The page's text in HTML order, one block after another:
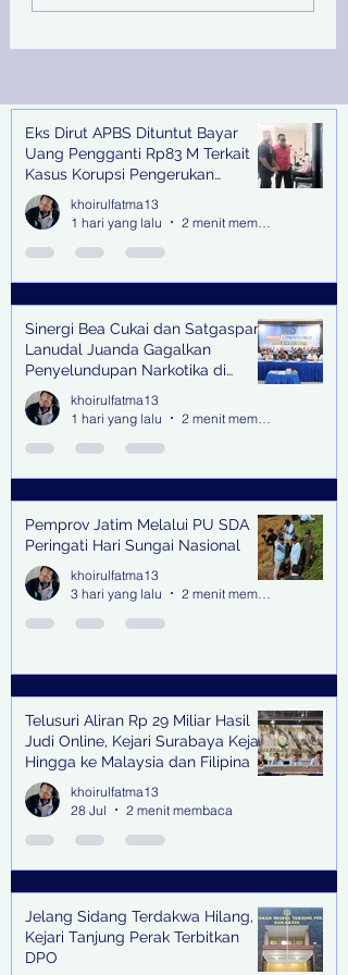
Juanda Gagalkan
Recent Posts
Eks Dirut APBS Dituntut Bayar
Uang Pengganti Rp83 M Terkait
Kasus Korupsi Pengerukan
Tanjung Perak
khoirulfatma13
1 hari yang lalu
Sinergi Bea Cukai dan Satgaspam
Lanudal Juanda Gagalkan
Penyelundupan Narkotika di
Bandara Juanda
khoirulfatma13
1 hari yang lalu
Pemprov Jatim Melalui PU SDA
Peringati Hari Sungai Nasional
khoirulfatma13
3 hari yang lalu
Telusuri Aliran Rp 29 Miliar Hasil
Judi Online, Kejari Surabaya Kejar
Hingga ke Malaysia dan Filipina
khoirulfatma13
28 Jul
2 menit membaca
Jelang Sidang Terdakwa Hilang,
Kejari Tanjung Perak Terbitkan
DPO